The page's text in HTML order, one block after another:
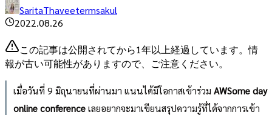
SaritaThaveetermsakul
2022.08.26
この記事は公開されてから1年以上経過しています。情
報が古い可能性がありますので、ご注意ください。
เมื่อวันที่ 9 มิถุนายนที่ผ่านมา แนนได้มีโอกาสเข้าร่วม AWSome day
online conferenceเลยอยากจะมาเขียนสรุปความรู้ที่ได้จากการเข้า